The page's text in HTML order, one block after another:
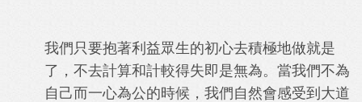
我們只要抱著利益眾生的初心去積極地做就是
了，不去計算和計較得失即是無為。當我們不為
自己而一心為公的時候，我們自然會感受到大道